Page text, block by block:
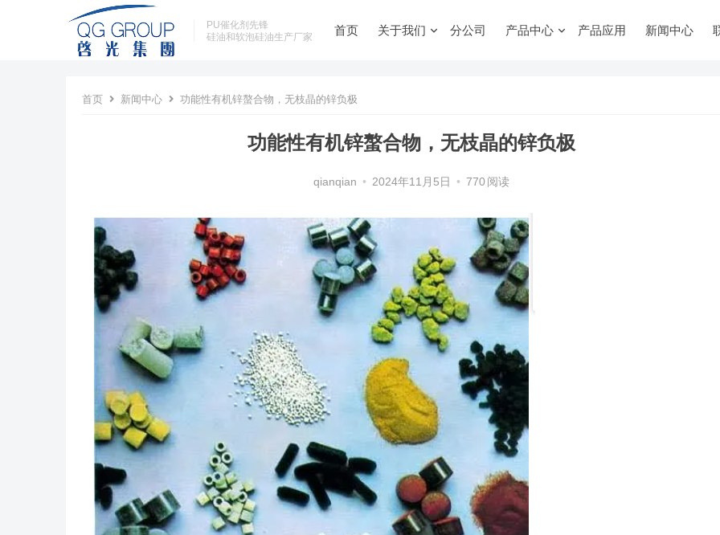
PU催化剂先锋
硅油和软泡硅油生产厂家
首页 关于我们 分公司 产品中心 产品应用 新闻中心
首页 新闻中心 功能性有机锌螯合物，无枝晶的锌负极
功能性有机锌螯合物，无枝晶的锌负极
qianqian • 2024年11月5日 • 770 阅读